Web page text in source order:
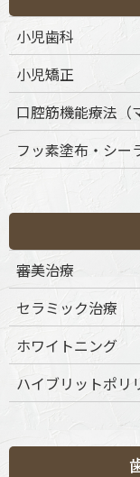
〒151-0063 東京都
ルモール4階
ご予約・お問合せ：
インターネット予約：
診療時間
9:30-13:30
15:00-19:00
※休診日：不定休
小児歯科
小児矯正
口腔筋機能療法（
フッ素塗布・シー
審美治療
セラミック治療
ホワイトニング
ハイブリットポリ